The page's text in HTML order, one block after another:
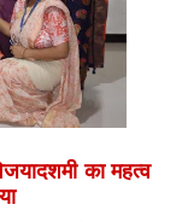
का महत्व